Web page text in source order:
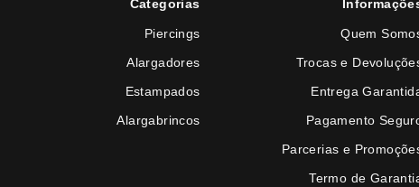
Categorias
Piercings
Alargadores
Estampados
Alargabrincos
Quem
Trocas e
Entrega
Pagamento
Parcerias e
Termo de